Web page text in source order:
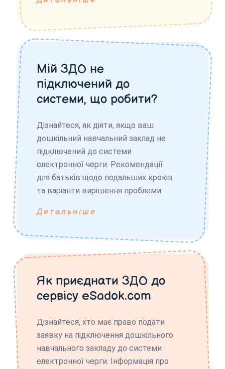
Мій ЗДО не
підключений до
системи, що робити?
Дізнайтеся, як діяти, якщо ваш
дошкільний навчальний заклад не
підключений до системи
електронної черги. Рекомендації
для батьків щодо подальших кроків
та варіанти вирішення проблеми.
Детальніше
Як приєднати ЗДО до
сервісу eSadok.com
Дізнайтеся, хто має право подати
заявку на підключення дошкільного
навчального закладу до системи
електронної черги. Інформація про